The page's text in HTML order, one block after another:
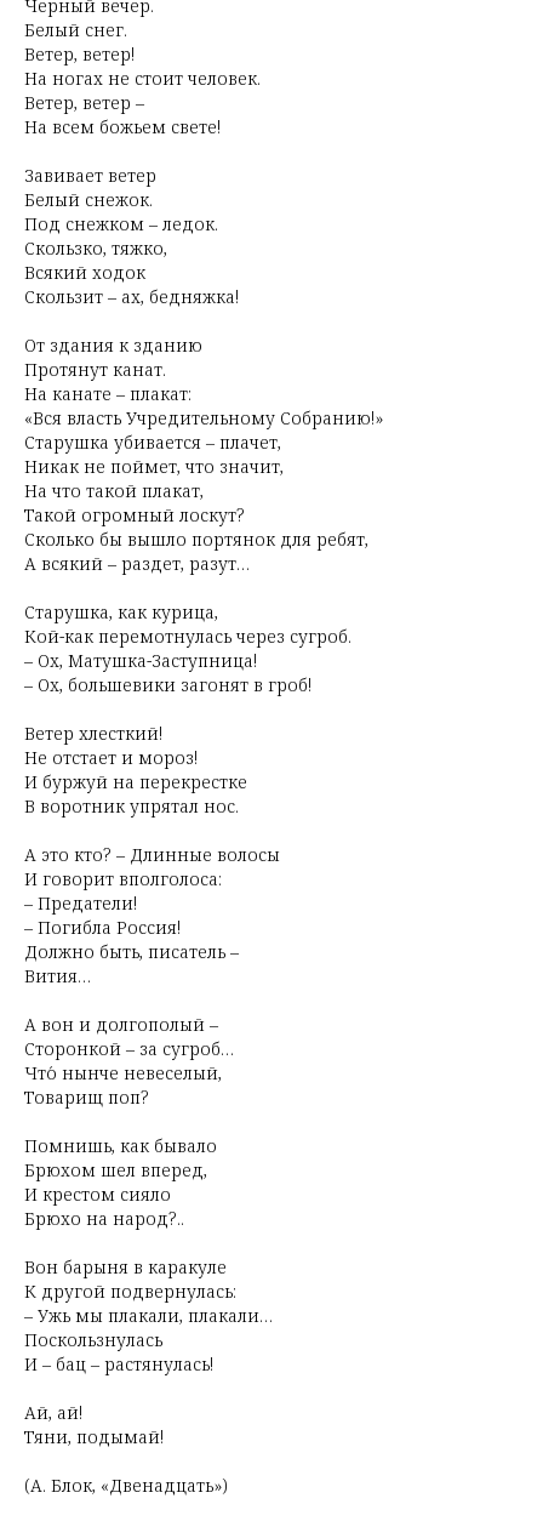
Черный вечер.
Белый снег.
Ветер, ветер!
На ногах не стоит человек.
Ветер, ветер –
На всем божьем свете!
Завивает ветер
Белый снежок.
Под снежком – ледок.
Скользко, тяжко,
Всякий ходок
Скользит – ах, бедняжка!
От здания к зданию
Протянут канат.
На канате – плакат:
«Вся власть Учредительному Собранию!»
Старушка убивается – плачет,
Никак не поймет, что значит,
На что такой плакат,
Такой огромный лоскут?
Сколько бы вышло портянок для ребят,
А всякий – раздет, разут…
Старушка, как курица,
Кой-как перемотнулась через сугроб.
– Ох, Матушка-Заступница!
– Ох, большевики загонят в гроб!
Ветер хлесткий!
Не отстает и мороз!
И буржуй на перекрестке
В воротник упрятал нос.
А это кто? – Длинные волосы
И говорит вполголоса:
– Предатели!
– Погибла Россия!
Должно быть, писатель –
Вития…
А вон и долгополый –
Сторонкой – за сугроб…
Что́ нынче невеселый,
Товарищ поп?
Помнишь, как бывало
Брюхом шел вперед,
И крестом сияло
Брюхо на народ?..
Вон барыня в каракуле
К другой подвернулась:
– Ужь мы плакали, плакали…
Поскользнулась
И – бац – растянулась!
Ай, ай!
Тяни, подымай!
(А. Блок, «Двенадцать»)